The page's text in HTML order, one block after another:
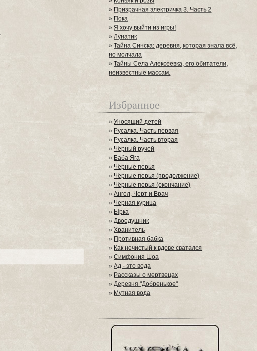
» Призрачная электричка 3. Часть 2
» Пока
»Я хочу выйти из игры!
»Лунатик
»Тайна Синска: деревня, которая знала всё,
но молчала
»Тайны Села Алексеевка, его обитатели,
неизвестные массам.
Избранное
»Уносящий детей
» Русалка. Часть первая
» Русалка. Часть вторая
» Чёрный ручей
» Баба Яга
»Чёрные перья
» Чёрные перья (продолжение)
» Чёрные перья (окончание)
»Ангел, Черт и Врач
» Черная курица
» Ырка
»Двоедушник
»Хранитель
» Противная бабка
» Как нечистый к вдове сватался
»Симфония Шоа
»Ад - это вода
» Рассказы о мертвецах
»Деревня "Добренькое"
» Мутная вода